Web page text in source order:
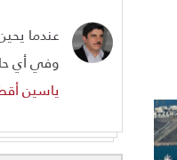
عندما
وفي أي
ياسين